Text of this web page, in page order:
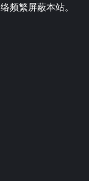
络频繁屏蔽本站。